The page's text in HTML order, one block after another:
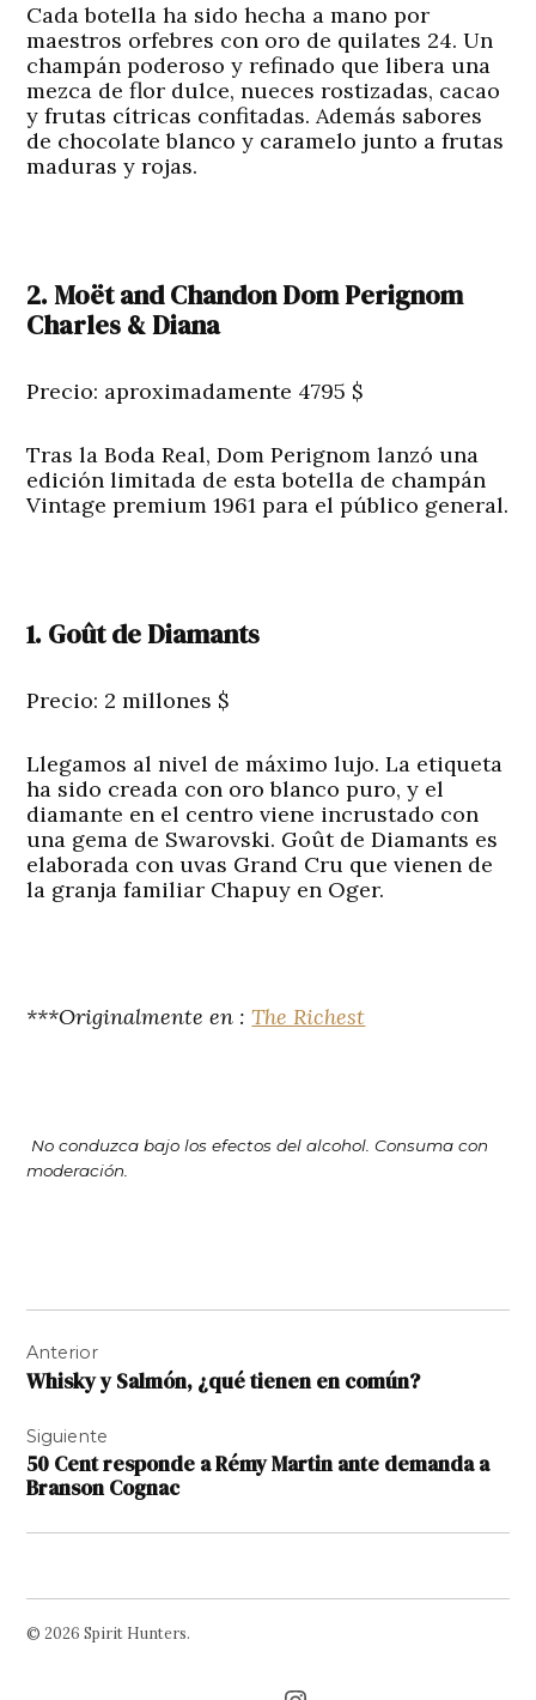
Cada botella ha sido hecha a mano por
maestros orfebres con oro de quilates 24. Un
champán poderoso y refinado que libera una
mezca de flor dulce, nueces rostizadas, cacao
y frutas cítricas confitadas. Además sabores
de chocolate blanco y caramelo junto a frutas
maduras y rojas.
2. Moët and Chandon Dom Perignom
Charles & Diana
Precio: aproximadamente 4795 $
Tras la Boda Real, Dom Perignom lanzó una
edición limitada de esta botella de champán
Vintage premium 1961 para el público general.
1. Goût de Diamants
Precio: 2 millones $
Llegamos al nivel de máximo lujo. La etiqueta
ha sido creada con oro blanco puro, y el
diamante en el centro viene incrustado con
una gema de Swarovski. Goût de Diamants es
elaborada con uvas Grand Cru que vienen de
la granja familiar Chapuy en Oger.
***Originalmente en :The Richest
No conduzca bajo los efectos del alcohol. Consuma con
moderación.
de
entradas
Anterior
Whisky y Salmón, ¿qué tienen en común?
Siguiente
50 Cent responde a Rémy Martin ante demanda a
Branson Cognac
© 2026 Spirit Hunters.